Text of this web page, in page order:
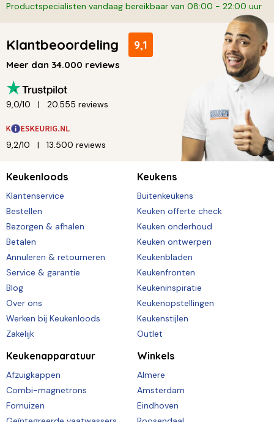
Productspecialisten vandaag bereikbaar van 08:00 - 22:00 uur
Klantbeoordeling 9,1
Meer dan 34.000 reviews
9,0/10 20.555 reviews
9,2/10 13.500 reviews
Keukenloods
Klantenservice
Bestellen
Bezorgen & afhalen
Betalen
Annuleren & retourneren
Service & garantie
Blog
Over ons
Werken bij Keukenloods
Zakelijk
Keukens
Buitenkeukens
Keuken offerte check
Keuken onderhoud
Keuken ontwerpen
Keukenbladen
Keukenfronten
Keukeninspiratie
Keukenopstellingen
Keukenstijlen
Outlet
Keukenapparatuur
Afzuigkappen
Combi-magnetrons
Fornuizen
Winkels
Almere
Amsterdam
Eindhoven